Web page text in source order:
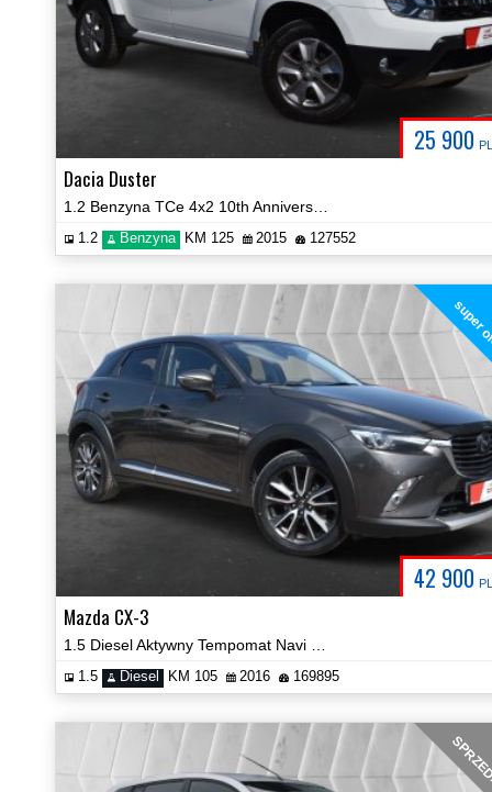
25 900
Dacia Duster
1.2 Benzyna KM 125 2015 127552
42 900
Mazda CX-3
1.5 Diesel KM 105 2016 169895